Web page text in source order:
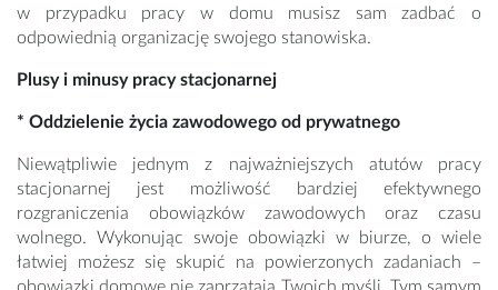
w przypadku pracy w domu musisz sam zadbać o
odpowiednią organizację swojego stanowiska.
Plusy i minusy pracy stacjonarnej
* Oddzielenie życia zawodowego od prywatnego
Niewątpliwie jednym z najważniejszych atutów pracy
stacjonarnej jest możliwość bardziej efektywnego
rozgraniczenia obowiązków zawodowych oraz czasu
wolnego. Wykonując swoje obowiązki w biurze, o wiele
łatwiej możesz się skupić na powierzonych zadaniach –